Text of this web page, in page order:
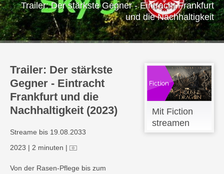
Trailer: Der stärkste Gegner - Eintracht Frankfurt
und die Nachhaltigkeit
Trailer: Der stärkste
Gegner - Eintracht
Frankfurt und die
Nachhaltigkeit (2023)
Streame bis 19.08.2033
2023 | 2 minuten |
Von der Rasen-Pflege bis zum
Mit Fiction
streamen